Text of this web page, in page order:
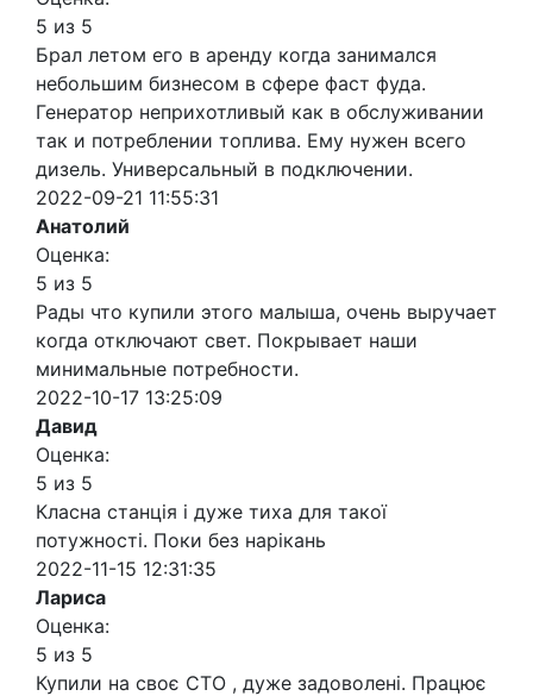
5 из 5
Брал летом его в аренду когда занимался
небольшим бизнесом в сфере фаст фуда.
Генератор неприхотливый как в обслуживании
так и потреблении топлива. Ему нужен всего
дизель. Универсальный в подключении.
2022-09-21 11:55:31
Анатолий
Оценка:
5 из 5
Рады что купили этого малыша, очень выручает
когда отключают свет. Покрывает наши
минимальные потребности.
2022-10-17 13:25:09
Давид
Оценка:
5 из 5
Класна станція і дуже тиха для такої
потужності. Поки без нарікань
2022-11-15 12:31:35
Лариса
Оценка:
5 из 5
Купили на своє СТО , дуже задоволені. Працює